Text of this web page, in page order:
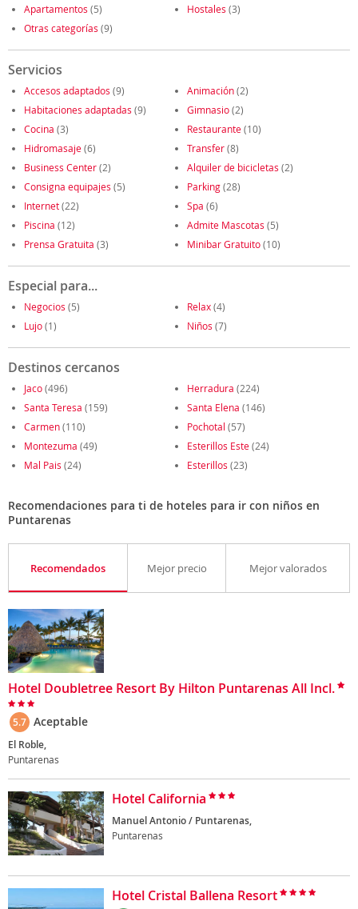
Apartamentos (5) Hostales (3)
Otras categorías (9)
Servicios
Accesos adaptados (9) Animación(2)
Habitaciones adaptadas (9) Gimnasio(2)
Cocina (3) Restaurante(10)
Hidromasaje(6) Transfer(8)
Business Center(2) Alquiler de bicicletas (2)
Consigna equipajes (5) Parking(28)
Internet(22) Spa (6)
Piscina (12) Admite Mascotas (5)
Prensa Gratuita (3) Minibar Gratuito(10)
Especial para...
Negocios (5) Relax(4)
Lujo(1) Niños (7)
Destinos cercanos
Jaco(496) Herradura (224)
Santa Teresa (159) Santa Elena (146)
Carmen(110) Pochotal (57)
Montezuma (49) Esterillos Este(24)
Mal Pais (24) Esterillos (23)
Recomendaciones para ti de hoteles para ir con niños en
Puntarenas
Recomendados Mejor precio Mejor valorados
Hotel Doubletree Resort By Hilton Puntarenas All Incl.
5.7 Aceptable
El Roble,
Puntarenas
Hotel California
Manuel Antonio / Puntarenas,
Puntarenas
Hotel Cristal Ballena Resort